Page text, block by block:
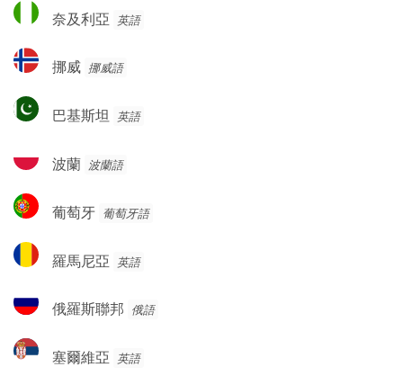
奈
及
亞
奈及利亞 英語
挪
威
挪威 挪威語
巴
基
坦
巴基斯坦 英語
波
蘭
波蘭 波蘭語
葡
萄
葡萄牙 葡萄牙語
羅
馬
亞
羅馬尼亞 英語
俄
羅
聯
俄羅斯聯邦 俄語
塞
爾
塞爾維亞 英語